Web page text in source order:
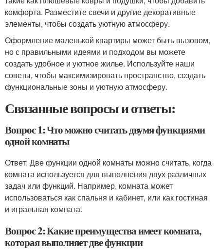
комфорта. Разместите свечи и другие декоративные
элементы, чтобы создать уютную атмосферу.
Оформление маленькой квартиры может быть вызовом,
но с правильными идеями и подходом вы можете
создать удобное и уютное жилье. Используйте наши
советы, чтобы максимизировать пространство, создать
функциональные зоны и уютную атмосферу.
Связанные вопросы и ответы:
Вопрос 1: Что можно считать двумя функциями
одной комнаты
Ответ: Две функции одной комнаты можно считать, когда
комната используется для выполнения двух различных
задач или функций. Например, комната может
использоваться как спальня и кабинет, или как гостиная
и игральная комната.
Вопрос 2: Какие преимущества имеет комната,
которая выполняет две функции